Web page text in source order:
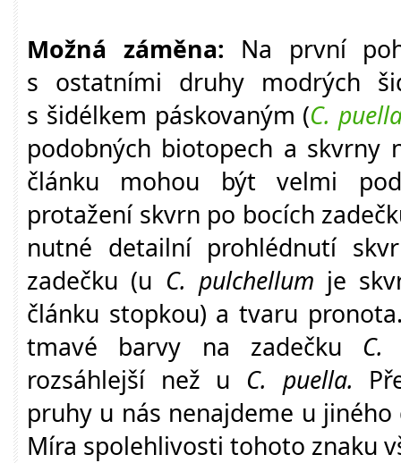
Možná záměna: Na první
s ostatními druhy modrých
s šidélkem páskovaným (C.
podobných biotopech a skvrny
článku mohou být velmi
protažení skvrn po bocích
nutné detailní prohlédnutí
zadečku (u C. pulchellum je
článku stopkou) a tvaru
tmavé barvy na zadečku C.
rozsáhlejší než u C. puella.
pruhy u nás nenajdeme u
Míra spolehlivosti tohoto znaku